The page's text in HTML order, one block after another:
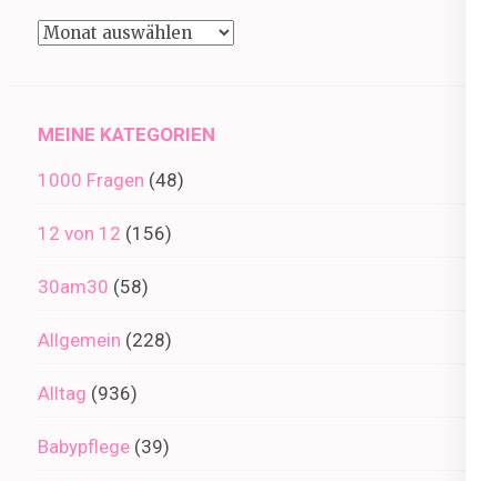
Beiträge
MEINE KATEGORIEN
1000 Fragen (48)
12 von 12 (156)
30am30 (58)
Allgemein (228)
Alltag (936)
Babypflege (39)